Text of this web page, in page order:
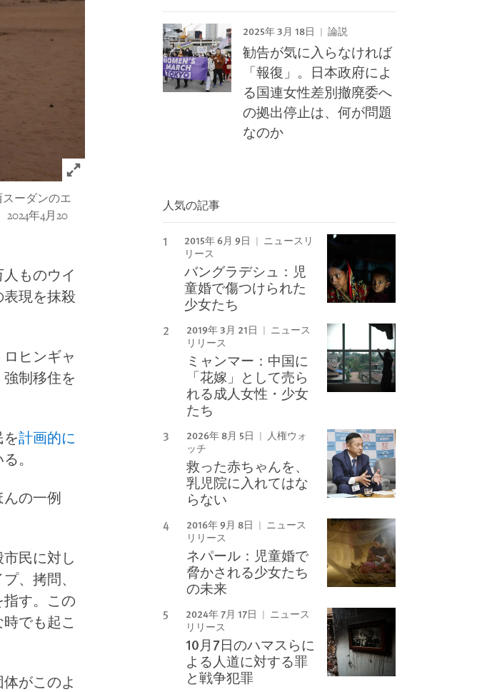
Click to expand Image
ーダンのエ
年4月20
ものウイ
表現を抹殺
ヒンギャ
制移住を
計画的に
。
の一例
民に対し
、拷問、
す。この
でも起こ
がこのよ
2025年 3月 18日 論説
勧告が気に入らなければ
「報復」。日本政府によ
る国連女性差別撤廃委へ
の拠出停止は、何が問題
なのか
人気の記事
2015年 6月 9日
ニュースリ
リース
バングラデシュ：児
童婚で傷つけられた
少女たち
2019年 3月 21日
ニュース
リリース
ミャンマー：中国に
「花嫁」として売ら
れる成人女性・少女
たち
2026年 8月 5日
人権ウォ
ッチ
救った赤ちゃんを、
乳児院に入れてはな
らない
2016年 9月 8日
ニュース
リリース
ネパール：児童婚で
脅かされる少女たち
の未来
2024年 7月 17日
ニュース
リリース
10月7日のハマスらに
よる人道に対する罪
と戦争犯罪